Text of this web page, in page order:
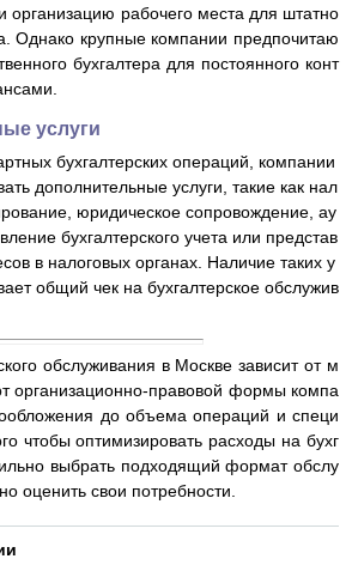
организацию рабочего места для штатно
Однако крупные компании предпочитаю
бухгалтера для постоянного конт
услуги
бухгалтерских операций, компании
дополнительные услуги, такие как нал
юридическое сопровождение, ау
бухгалтерского учета или представ
в налоговых органах. Наличие таких у
общий чек на бухгалтерское обслужив
обслуживания в Москве зависит от м
организационно-правовой формы компа
до объема операций и специ
чтобы оптимизировать расходы на бухг
выбрать подходящий формат обслу
оценить свои потребности.